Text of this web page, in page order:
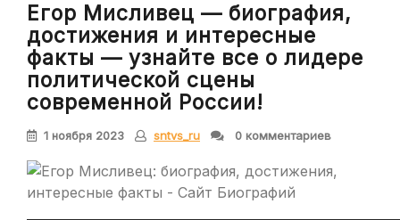
Егор Мисливец — биография,
достижения и интересные
факты — узнайте все о лидере
политической сцены
современной России!
1 ноября 2023 sntvs_ru 0 комментариев